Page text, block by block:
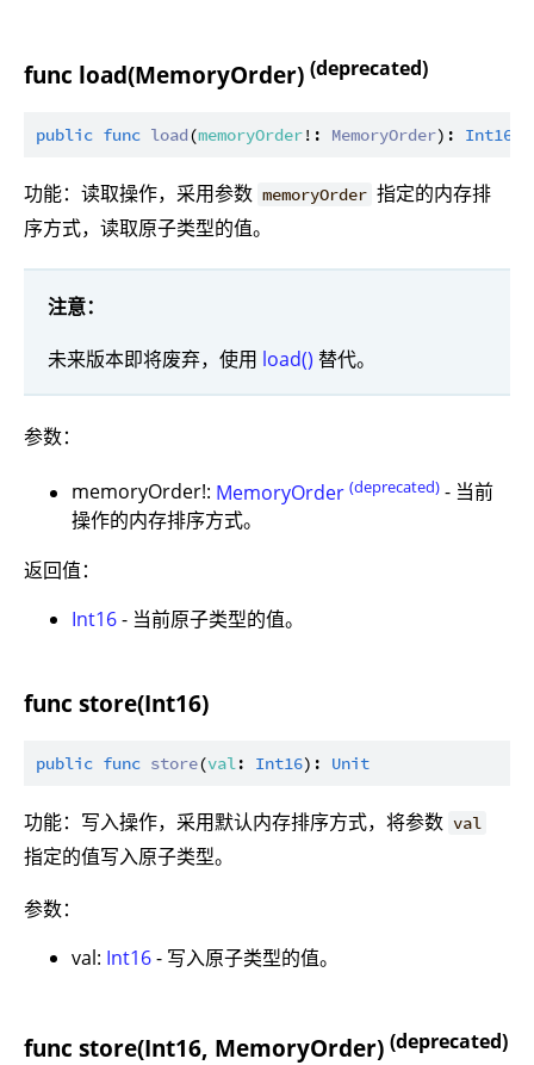
func load(MemoryOrder) (deprecated)
public func load(memoryOrder!: MemoryOrder): Int16
功能：读取操作，采用参数 memoryOrder 指定的内存排
序方式，读取原子类型的值。
注意：
未来版本即将废弃，使用 load() 替代。
参数：
memoryOrder!: MemoryOrder (deprecated) - 当前
操作的内存排序方式。
返回值：
Int16- 当前原子类型的值。
func store(Int16)
public func store(val: Int16): Unit
功能：写入操作，采用默认内存排序方式，将参数 val
指定的值写入原子类型。
参数：
val: Int16- 写入原子类型的值。
func store(Int16, MemoryOrder) (deprecated)